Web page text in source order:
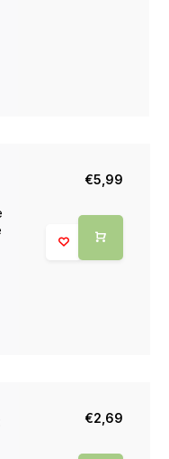
€5,99
€2,69